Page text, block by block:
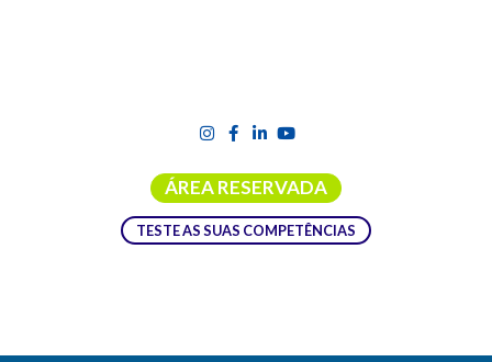
ÁREA RESERVADA
TESTE AS SUAS COMPETÊNCIAS